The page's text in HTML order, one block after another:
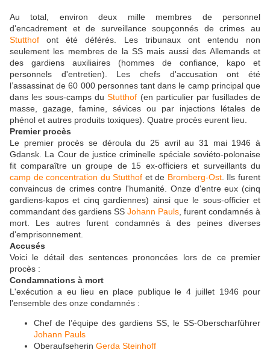
Au total, environ deux mille membres de personnel
d'encadrement et de surveillance soupçonnés de crimes au
Stutthof ont été déférés. Les tribunaux ont entendu non
seulement les membres de la SS mais aussi des Allemands et
des gardiens auxiliaires (hommes de confiance, kapo et
personnels d'entretien). Les chefs d'accusation ont été
l’assassinat de 60 000 personnes tant dans le camp principal que
dans les sous-camps duStutthof (en particulier par fusillades de
masse, gazage, famine, sévices ou par injections létales de
phénol et autres produits toxiques). Quatre procès eurent lieu.
Premier procès
Le premier procès se déroula du 25 avril au 31 mai 1946 à
Gdansk. La Cour de justice criminelle spéciale soviéto-polonaise
fit comparaître un groupe de 15 ex-officiers et surveillants du
camp de concentration du Stutthof et de Bromberg-Ost. Ils furent
convaincus de crimes contre l'humanité. Onze d'entre eux (cinq
gardiens-kapos et cinq gardiennes) ainsi que le sous-officier et
commandant des gardiens SS Johann Pauls, furent condamnés à
mort. Les autres furent condamnés à des peines diverses
d'emprisonnement.
Accusés
Voici le détail des sentences prononcées lors de ce premier
procès :
Condamnations à mort
L'exécution a eu lieu en place publique le 4 juillet 1946 pour
l'ensemble des onze condamnés :
Chef de l’équipe des gardiens SS, le SS-Oberscharführer
Johann Pauls
Oberaufseherin Gerda Steinhoff